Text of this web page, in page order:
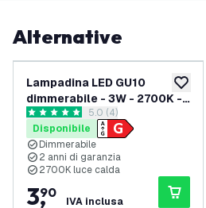
Alternative
Lampadina LED GU10
dimmerabile - 3W - 2700K -
240 Lumen - Nero
apri il cassetto delle
5 stelle di valutazione
5.0 (4)
Disponibile
Dimmerabile
2 anni di garanzia
2700K luce calda
3,
90
IVA inclusa